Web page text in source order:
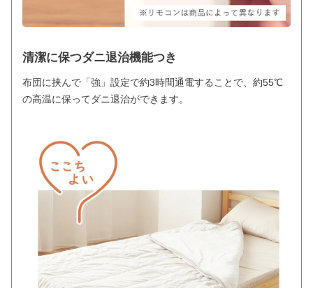
清潔に保つダニ退治機能つき
布団に挟んで「強」設定で約3時間通電することで、約55℃
の高温に保ってダニ退治ができます。